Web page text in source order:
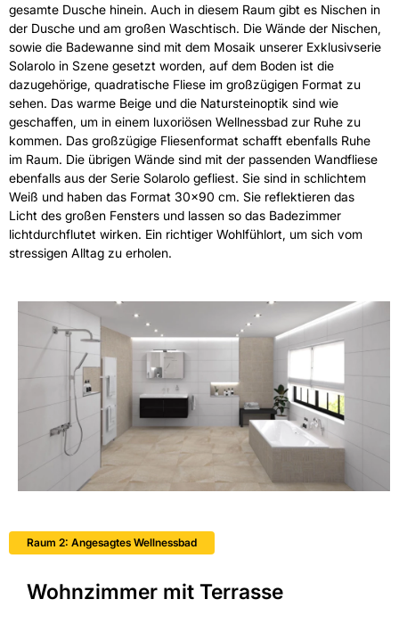
gesamte Dusche hinein. Auch in diesem Raum gibt es Nischen in
der Dusche und am großen Waschtisch. Die Wände der Nischen,
sowie die Badewanne sind mit dem Mosaik unserer Exklusivserie
Solarolo in Szene gesetzt worden, auf dem Boden ist die
dazugehörige, quadratische Fliese im großzügigen Format zu
sehen. Das warme Beige und die Natursteinoptik sind wie
geschaffen, um in einem luxoriösen Wellnessbad zur Ruhe zu
kommen. Das großzügige Fliesenformat schafft ebenfalls Ruhe
im Raum. Die übrigen Wände sind mit der passenden Wandfliese
ebenfalls aus der Serie Solarolo gefliest. Sie sind in schlichtem
Weiß und haben das Format 30x90 cm. Sie reflektieren das
Licht des großen Fensters und lassen so das Badezimmer
lichtdurchflutet wirken. Ein richtiger Wohlfühlort, um sich vom
stressigen Alltag zu erholen.
Raum 2: Angesagtes Wellnessbad
Wohnzimmer mit Terrasse